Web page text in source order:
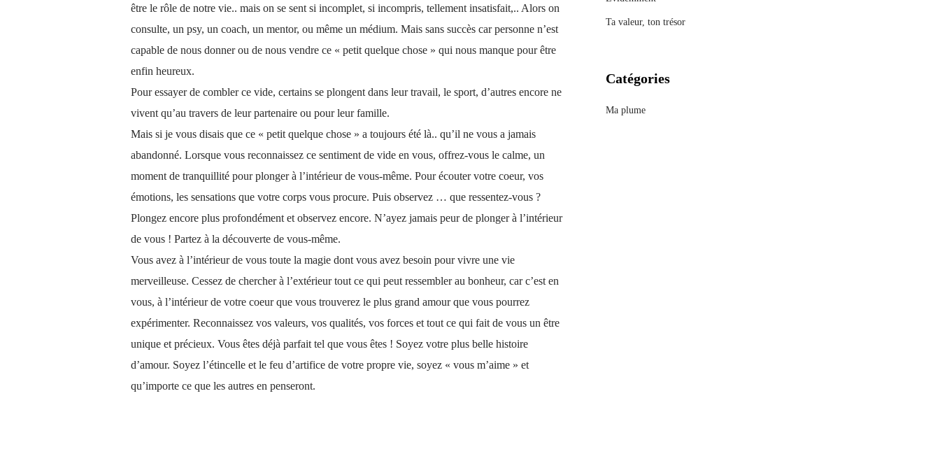
être le rôle de notre vie.. mais on se sent si incomplet, si incompris, tellement insatisfait,.. Alors on
consulte, un psy, un coach, un mentor, ou même un médium. Mais sans succès car personne n’est
capable de nous donner ou de nous vendre ce « petit quelque chose » qui nous manque pour être
enfin heureux.
Pour essayer de combler ce vide, certains se plongent dans leur travail, le sport, d’autres encore ne
vivent qu’au travers de leur partenaire ou pour leur famille.
Mais si je vous disais que ce « petit quelque chose » a toujours été là.. qu’il ne vous a jamais
abandonné. Lorsque vous reconnaissez ce sentiment de vide en vous, offrez-vous le calme, un
moment de tranquillité pour plonger à l’intérieur de vous-même. Pour écouter votre coeur, vos
émotions, les sensations que votre corps vous procure. Puis observez … que ressentez-vous ?
Plongez encore plus profondément et observez encore. N’ayez jamais peur de plonger à l’intérieur
de vous ! Partez à la découverte de vous-même.
Vous avez à l’intérieur de vous toute la magie dont vous avez besoin pour vivre une vie
merveilleuse. Cessez de chercher à l’extérieur tout ce qui peut ressembler au bonheur, car c’est en
vous, à l’intérieur de votre coeur que vous trouverez le plus grand amour que vous pourrez
expérimenter. Reconnaissez vos valeurs, vos qualités, vos forces et tout ce qui fait de vous un être
unique et précieux. Vous êtes déjà parfait tel que vous êtes ! Soyez votre plus belle histoire
d’amour. Soyez l’étincelle et le feu d’artifice de votre propre vie, soyez « vous m’aime » et
qu’importe ce que les autres en penseront.⠀⠀
Ta valeur, ton trésor
Catégories
Ma plume